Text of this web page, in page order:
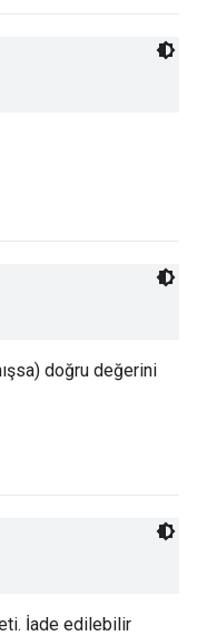
doğru değerini
İade edilebilir